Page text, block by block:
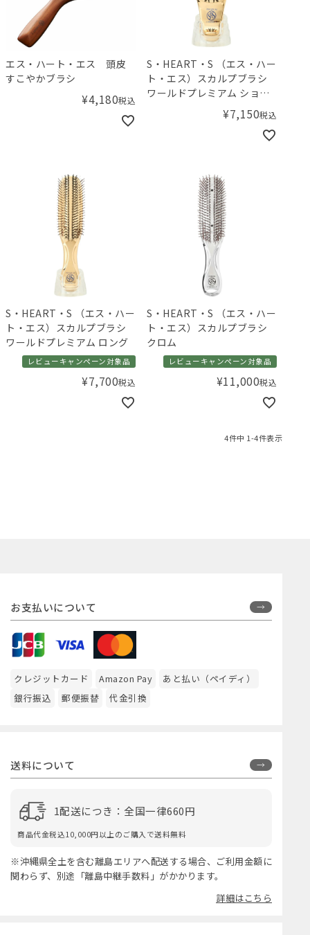
エス・ハート・エス 頭皮
すこやかブラシ
¥4,180税込
S・HEART・S （エス・ハー
ト・エス）スカルプブラシ
ワールドプレミアム ショー
¥7,150税込
S・HEART・S （エス・ハー
ト・エス）スカルプブラシ
ワールドプレミアム ロング
レビューキャンペーン対象品
¥7,700税込
S・HEART・S （エス・ハー
ト・エス）スカルプブラシ
クロム
レビューキャンペーン対象品
¥11,000税込
4件中 1-4件表示
お支払いについて
クレジットカード Amazon Pay
あと払い（ペイディ）
銀行振込
郵便振替 代金引換
送料について
1配送につき：全国一律660円
商品代金税込10,000円以上のご購入で送料無料
※沖縄県全土を含む離島エリアへ配送する場合、ご利用金額に
関わらず、別途「離島中継手数料」がかかります。
詳細はこちら